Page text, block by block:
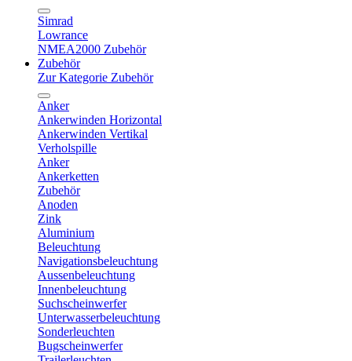
Simrad
Lowrance
NMEA2000 Zubehör
Zubehör
Zur Kategorie Zubehör
Anker
Ankerwinden Horizontal
Ankerwinden Vertikal
Verholspille
Anker
Ankerketten
Zubehör
Anoden
Zink
Aluminium
Beleuchtung
Navigationsbeleuchtung
Aussenbeleuchtung
Innenbeleuchtung
Suchscheinwerfer
Unterwasserbeleuchtung
Sonderleuchten
Bugscheinwerfer